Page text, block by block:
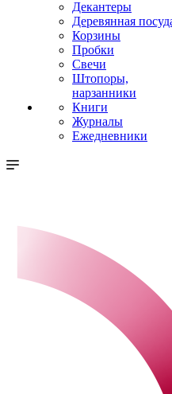
Декантеры
Деревянная
Корзины
Пробки
Свечи
Штопоры,
нарзанники
Книги
Журналы
Ежедневники